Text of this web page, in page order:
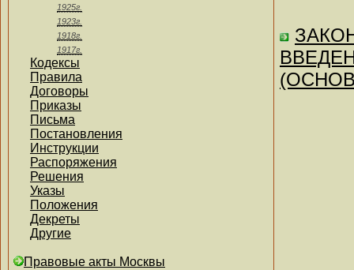
1925г.
1923г.
1918г.
1917г.
Кодексы
Правила
Договоры
Приказы
Письма
Постановления
Инструкции
Распоряжения
Решения
Указы
Положения
Декреты
Другие
Правовые акты Москвы